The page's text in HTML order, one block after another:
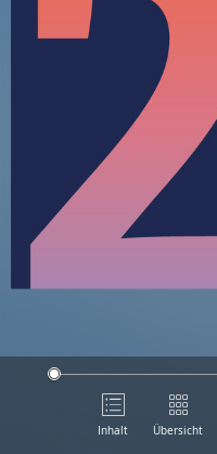
Inhalt Übersicht